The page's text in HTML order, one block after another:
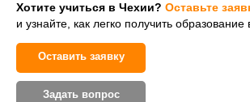
Хотите учиться в Чехии? Оставьте
и узнайте, как легко получить образование
Оставить заявку
Задать вопрос